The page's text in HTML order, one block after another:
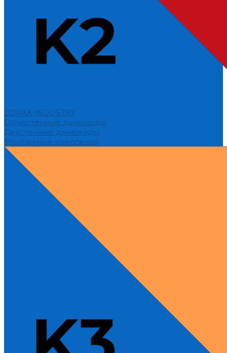
CORAX INDUSTRY
Одностенные дымоходы
Двустенные дымоходы
Монтажные крепления